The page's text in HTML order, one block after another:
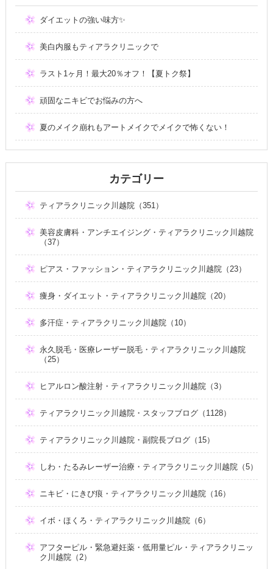
ダイエットの強い味方✨
美白内服もティアラクリニックで
ラスト1ヶ月！最大20％オフ！【夏トク祭】
頑固なニキビでお悩みの方へ
夏のメイク崩れもアートメイクでメイクで怖くない！
カテゴリー
ティアラクリニック川越院（351）
美容皮膚科・アンチエイジング・ティアラクリニック川越院
（37）
ピアス・ファッション・ティアラクリニック川越院（23）
痩身・ダイエット・ティアラクリニック川越院（20）
多汗症・ティアラクリニック川越院（10）
永久脱毛・医療レーザー脱毛・ティアラクリニック川越院
（25）
ヒアルロン酸注射・ティアラクリニック川越院（3）
ティアラクリニック川越院・スタッフブログ（1128）
ティアラクリニック川越院・副院長ブログ（15）
しわ・たるみレーザー治療・ティアラクリニック川越院（5）
ニキビ・にきび痕・ティアラクリニック川越院（16）
イボ・ほくろ・ティアラクリニック川越院（6）
アフターピル・緊急避妊薬・低用量ピル・ティアラクリニッ
ク川越院（2）